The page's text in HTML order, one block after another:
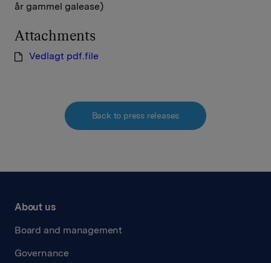
år gammel galease)
Attachments
Vedlagt pdf.file
Back to press releases
About us
Board and management
Governance